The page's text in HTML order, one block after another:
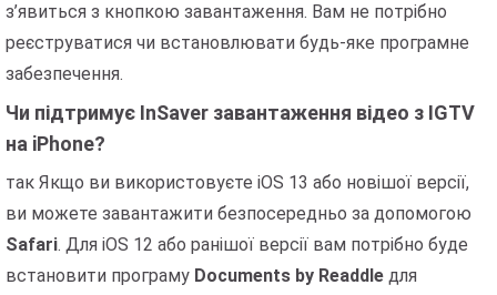
з’явиться з кнопкою завантаження. Вам не потрібно
реєструватися чи встановлювати будь-яке програмне
забезпечення.
Чи підтримує InSaver завантаження відео з IGTV
на iPhone?
так Якщо ви використовуєте iOS 13 або новішої версії,
ви можете завантажити безпосередньо за допомогою
Safari. Для iOS 12 або ранішої версії вам потрібно буде
встановити програму Documents by Readdle для